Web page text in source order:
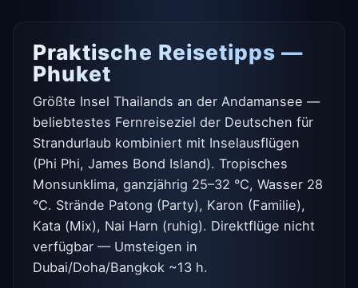
Praktische Reisetipps —
Phuket
Größte Insel Thailands an der Andamansee —
beliebtestes Fernreiseziel der Deutschen für
Strandurlaub kombiniert mit Inselausflügen
(Phi Phi, James Bond Island). Tropisches
Monsunklima, ganzjährig 25–32 °C, Wasser 28
°C. Strände Patong (Party), Karon (Familie),
Kata (Mix), Nai Harn (ruhig). Direktflüge nicht
verfügbar — Umsteigen in
Dubai/Doha/Bangkok ~13 h.